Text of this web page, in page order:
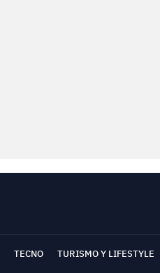
TECNO TURISMO Y LIFESTYLE